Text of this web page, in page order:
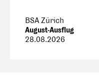
BSA Zürich
August-Ausflug
28.08.2026